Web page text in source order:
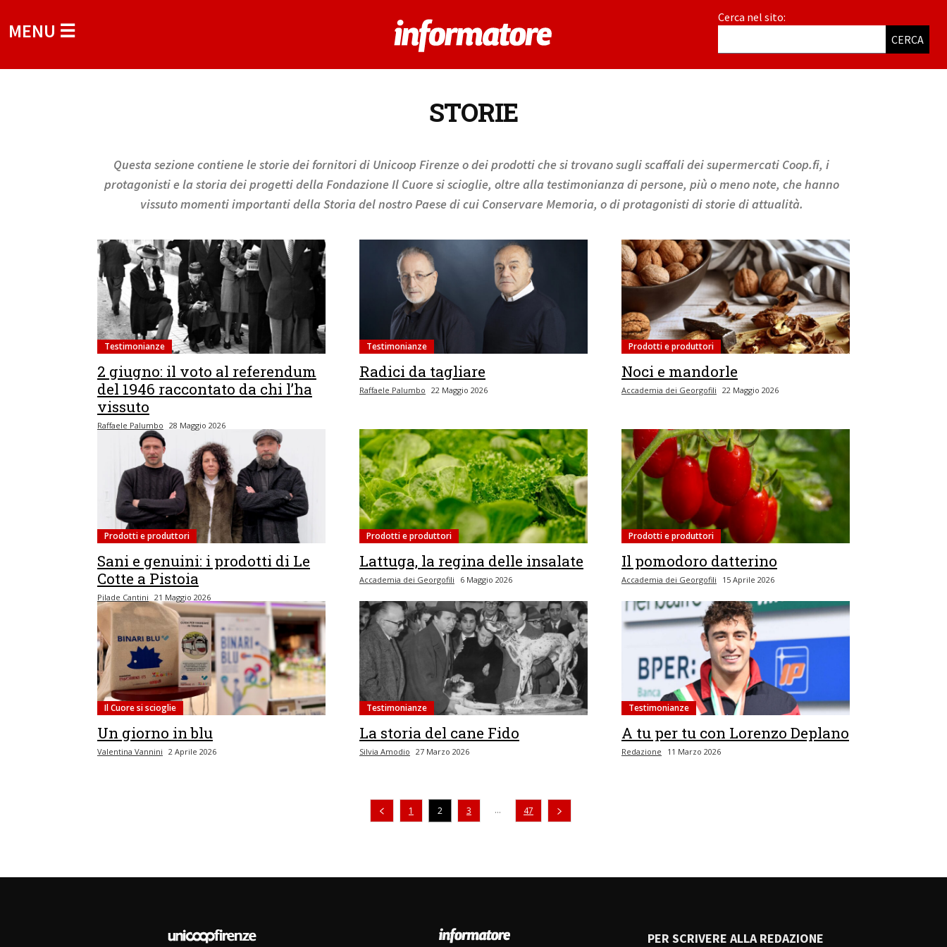
MENU ☰
Cerca nel sito:
CERCA
STORIE
Questa sezione contiene le storie dei fornitori di Unicoop Firenze o dei prodotti che si trovano sugli scaffali dei supermercati Coop.fi, i
protagonisti e la storia dei progetti della Fondazione Il Cuore si scioglie, oltre alla testimonianza di persone, più o meno note, che hanno
vissuto momenti importanti della Storia del nostro Paese di cui Conservare Memoria, o di protagonisti di storie di attualità.
Testimonianze
2 giugno: il voto al referendum
del 1946 raccontato da chi l’ha
vissuto
Raffaele Palumbo 28 Maggio 2026
Testimonianze
Radici da tagliare
Raffaele Palumbo 22 Maggio 2026
Prodotti e produttori
Noci e mandorle
Accademia dei Georgofili 22 Maggio 2026
Prodotti e produttori
Sani e genuini: i prodotti di Le
Cotte a Pistoia
Pilade Cantini 21 Maggio 2026
Prodotti e produttori
Lattuga, la regina delle insalate
Accademia dei Georgofili 6 Maggio 2026
Prodotti e produttori
Il pomodoro datterino
Accademia dei Georgofili 15 Aprile 2026
Il Cuore si scioglie
Un giorno in blu
Valentina Vannini 2 Aprile 2026
Testimonianze
La storia del cane Fido
Silvia Amodio 27 Marzo 2026
Testimonianze
A tu per tu con Lorenzo Deplano
Redazione 11 Marzo 2026
Pagina precedente
1 2 3 ... 47
PER SCRIVERE ALLA REDAZIONE